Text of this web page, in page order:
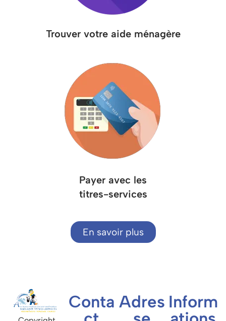
Trouver votre aide ménagère
Payer avec les
titres-services
En savoir plus
Conta Adres Inform